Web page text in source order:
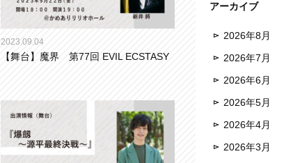
2023.09.04
【舞台】魔界 第77回 EVIL ECSTASY
アーカイブ
2026年8月
2026年7月
2026年6月
2026年5月
2026年4月
2026年3月